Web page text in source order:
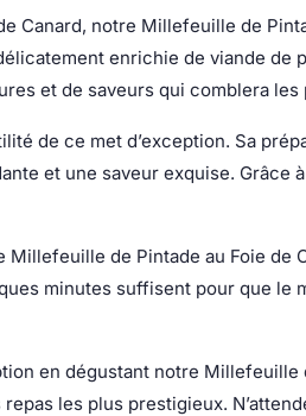
Canard, notre Millefeuille de
enrichie de viande de
et de saveurs qui comblera les
de ce met d’exception. Sa
et une saveur exquise.
de Pintade au Foie
minutes suffisent pour que le
en dégustant notre
les plus prestigieux.